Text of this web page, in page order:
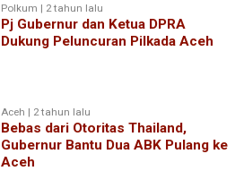
Polkum | 2 tahun lalu
Pj Gubernur dan Ketua DPRA
Dukung Peluncuran Pilkada Aceh
Aceh | 2 tahun lalu
Bebas dari Otoritas Thailand,
Gubernur Bantu Dua ABK Pulang ke
Aceh